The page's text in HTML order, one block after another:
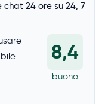
24 ore su 24, 7
8,4
buono